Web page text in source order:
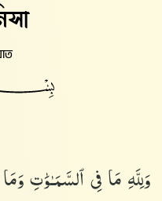
وَلِلَّهِ مَا فِى ٱلسَّمَـٰوَٰتِ